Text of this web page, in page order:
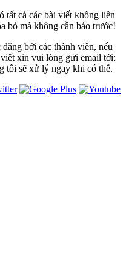
tất cả các bài viết không liên
bỏ mà không cần báo trước!
bởi các thành viên, nếu
xin vui lòng gửi email tới:
tôi sẽ xử lý ngay khi có thể.